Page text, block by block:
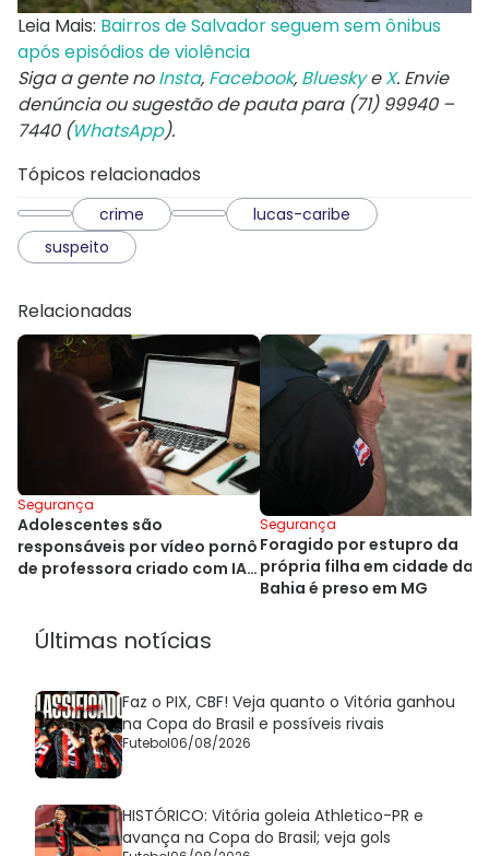
Leia Mais: Bairros de Salvador seguem sem ônibus
após episódios de violência
Siga a gente noInsta, Facebook, BlueskyeX. Envie
denúncia ou sugestão de pauta para (71) 99940 –
7440 (WhatsApp).
Tópicos relacionados
crime
lucas-caribe
suspeito
Relacionadas
Segurança
Adolescentes são
responsáveis por vídeo pornô
de professora criado com IA
Segurança
Foragido por estupro da
própria filha em cidade da
Bahia é preso em MG
Últimas notícias
Faz o PIX, CBF! Veja quanto o Vitória ganhou
na Copa do Brasil e possíveis rivais
Futebol06/08/2026
HISTÓRICO: Vitória goleia Athletico-PR e
avança na Copa do Brasil; veja gols